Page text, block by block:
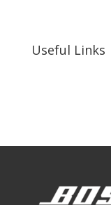
Useful Links